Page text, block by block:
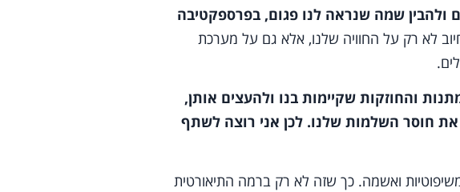
שמה שנראה לנו פגום, בפרספקטיבה
לא רק על החוויה שלנו, אלא גם על מערכת
והחוזקות שקיימות בנו ולהעצים אותן,
חוסר השלמות שלנו. לכן אני רוצה לשתף
ואשמה. כך שזה לא רק ברמה התיאורטית